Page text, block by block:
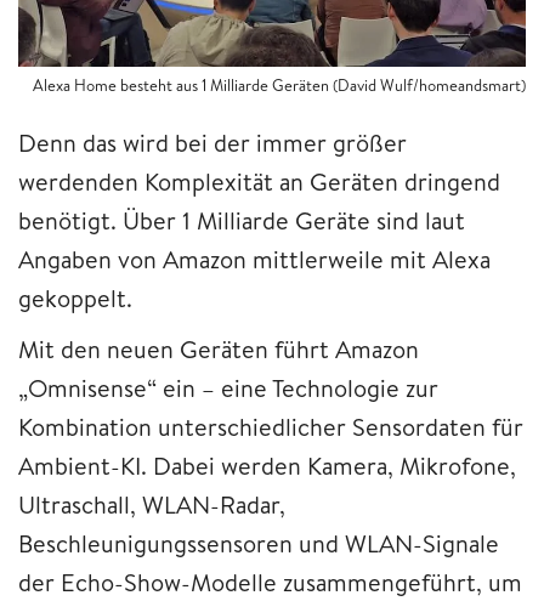
Alexa Home besteht aus 1 Milliarde Geräten (David Wulf/homeandsmart)
Denn das wird bei der immer größer
werdenden Komplexität an Geräten dringend
benötigt. Über 1 Milliarde Geräte sind laut
Angaben von Amazon mittlerweile mit Alexa
gekoppelt.
Mit den neuen Geräten führt Amazon
„Omnisense“ ein – eine Technologie zur
Kombination unterschiedlicher Sensordaten für
Ambient-KI. Dabei werden Kamera, Mikrofone,
Ultraschall, WLAN-Radar,
Beschleunigungssensoren und WLAN-Signale
der Echo-Show-Modelle zusammengeführt, um